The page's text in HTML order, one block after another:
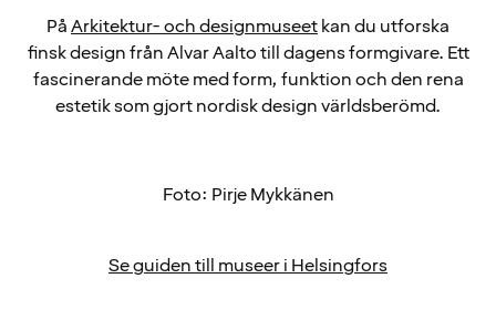
PåArkitektur- och designmuseetkan du utforska
finsk design från Alvar Aalto till dagens formgivare. Ett
fascinerande möte med form, funktion och den rena
estetik som gjort nordisk design världsberömd.
Foto: Pirje Mykkänen
Se guiden till museer i Helsingfors